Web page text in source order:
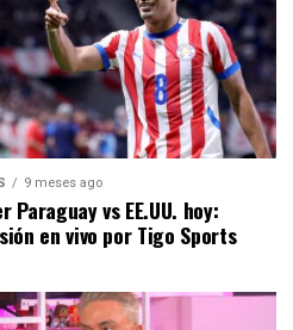
9 meses ago
Paraguay vs EE.UU. hoy:
en vivo por Tigo Sports